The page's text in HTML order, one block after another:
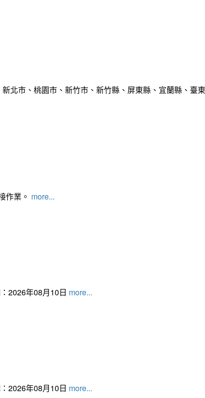
北市、桃園市、新竹市、新竹縣、屏東縣、宜蘭縣、臺
作業。 more...
2026年08月10日 more...
2026年08月10日 more...